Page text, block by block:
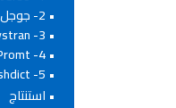
2- جوجل المترجم
3- Systran
4- Promt
5- Spanishdict
استنتاج